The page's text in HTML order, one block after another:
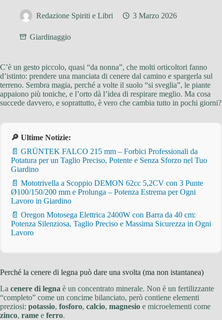
Redazione Spiriti e Libri 3 Marzo 2026
Giardinaggio
C’è un gesto piccolo, quasi “da nonna”, che molti orticoltori fanno
d’istinto: prendere una manciata di cenere dal camino e spargerla sul
terreno. Sembra magia, perché a volte il suolo “si sveglia”, le piante
appaiono più toniche, e l’orto dà l’idea di respirare meglio. Ma cosa
succede davvero, e soprattutto, è vero che cambia tutto in pochi giorni?
🔎 Ultime Notizie:
📄 GRÜNTEK FALCO 215 mm – Forbici Professionali da
Potatura per un Taglio Preciso, Potente e Senza Sforzo nel Tuo
Giardino
📄 Mototrivella a Scoppio DEMON 62cc 5,2CV con 3 Punte
Ø100/150/200 mm e Prolunga – Potenza Estrema per Ogni
Lavoro in Giardino
📄 Oregon Motosega Elettrica 2400W con Barra da 40 cm:
Potenza Silenziosa, Taglio Preciso e Massima Sicurezza in Ogni
Lavoro
Perché la cenere di legna può dare una svolta (ma non istantanea)
La cenere di legna è un concentrato minerale. Non è un fertilizzante
“completo” come un concime bilanciato, però contiene elementi
preziosi: potassio, fosforo, calcio, magnesio e microelementi come
zinco, rame e ferro.